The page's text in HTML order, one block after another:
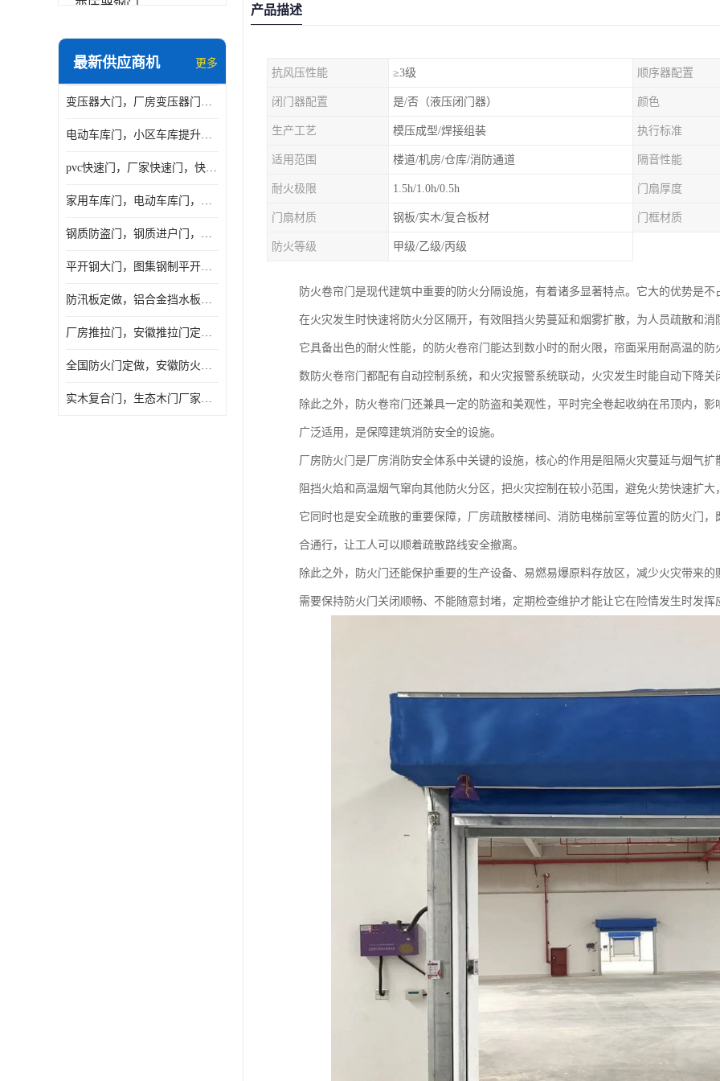
变压器钢门
非标门
抗爆门
快速门
最新供应商机 更多
变压器大门，厂房变压器门，配电所钢大门，变压器室钢大门
电动车库门，小区车库提升门，安徽提升门厂家，工业滑升门
pvc快速门，厂家快速门，快速卷帘门，感应快速门
家用车库门，电动车库门，车库滑升门，车库门安装
钢质防盗门，钢质进户门，钢质非标门厂家
平开钢大门，图集钢制平开门，厂房平开大门
防汛板定做，铝合金挡水板门，地库挡水板
厂房推拉门，安徽推拉门定做，夹芯板平移大门
全国防火门定做，安徽防火门批发，防火门价格
实木复合门，生态木门厂家，免漆门定做，安徽木门厂家直销
产品描述
抗风压性能 ≥3级 顺序器配置
闭门器配置 是/否（液压闭门器） 颜色
生产工艺 模压成型/焊接组装 执行标准
适用范围 楼道/机房/仓库/消防通道 隔音性能
耐火极限 1.5h/1.0h/0.5h 门扇厚度
门扇材质 钢板/实木/复合板材 门框材质
防火等级 甲级/乙级/丙级
防火卷帘门是现代建筑中重要的防火分隔设施，有着诸多显著特点。它大的优势是
在火灾发生时快速将防火分区隔开，有效阻挡火势蔓延和烟雾扩散，为人员疏散和消
它具备出色的耐火性能，的防火卷帘门能达到数小时的耐火限，帘面采用耐高温的
数防火卷帘门都配有自动控制系统，和火灾报警系统联动，火灾发生时能自动下降
除此之外，防火卷帘门还兼具一定的防盗和美观性，平时完全卷起收纳在吊顶内，
广泛适用，是保障建筑消防安全的设施。
厂房防火门是厂房消防安全体系中关键的设施，核心的作用是阻隔火灾蔓延与烟气
阻挡火焰和高温烟气窜向其他防火分区，把火灾控制在较小范围，避免火势快速扩
它同时也是安全疏散的重要保障，厂房疏散楼梯间、消防电梯前室等位置的防火门
合通行，让工人可以顺着疏散路线安全撤离。
除此之外，防火门还能保护重要的生产设备、易燃易爆原料存放区，减少火灾带来
需要保持防火门关闭顺畅、不能随意封堵，定期检查维护才能让它在险情发生时发挥